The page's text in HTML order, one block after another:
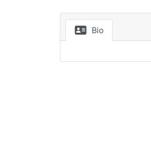
Bio